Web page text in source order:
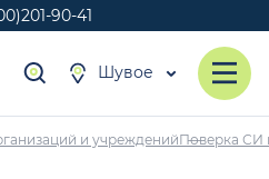
90-41
Шувое
и учрежденийПоверка СИ